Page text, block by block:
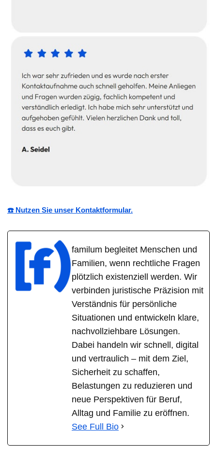
☎️ Nutzen Sie unser Kontaktformular.
familum begleitet Menschen und
Familien, wenn rechtliche Fragen
plötzlich existenziell werden. Wir
verbinden juristische Präzision mit
Verständnis für persönliche
Situationen und entwickeln klare,
nachvollziehbare Lösungen.
Dabei handeln wir schnell, digital
und vertraulich – mit dem Ziel,
Sicherheit zu schaffen,
Belastungen zu reduzieren und
neue Perspektiven für Beruf,
Alltag und Familie zu eröffnen.
See Full Bio